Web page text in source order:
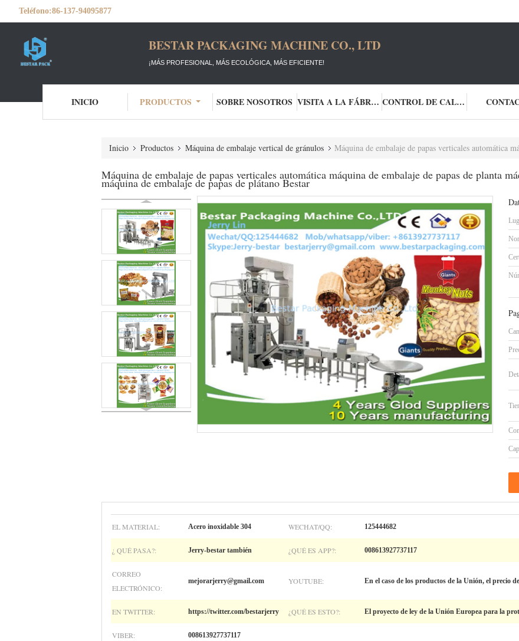
Teléfono:86-137-94095877
BESTAR PACKAGING MACHINE CO., LTD
¡MÁS PROFESIONAL, MÁS ECOLÓGICA, MÁS EFICIENTE!
INICIO PRODUCTOS SOBRE NOSOTROS VISITA A LA FÁBRICA CONTROL DE CALIDAD
Inicio Productos Máquina de embalaje vertical de gránulos Máquina de embalaje de papas verticales automática máquina de embalaje de papas de planta
Máquina de embalaje de papas verticales automática máquina de embalaje de papas de planta
máquina de embalaje de papas de plátano Bestar
EL MATERIAL: Acero inoxidable 304 WECHAT/QQ: 125444682
¿ QUÉ PASA?: Jerry-bestar también ¿QUÉ ES APP?: 008613927737117
CORREO
ELECTRÓNICO:
mejorarjerry@gmail.com YOUTUBE: En el caso de los productos de la Unión, el precio
EN TWITTER: https://twitter.com/bestarjerry ¿QUÉ ES ESTO?: El proyecto de ley de la Unión Europea para la
VIBER: 008613927737117